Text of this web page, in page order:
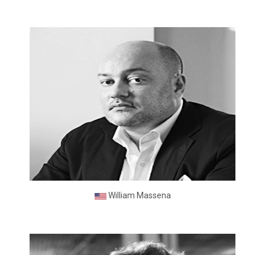
William Massena